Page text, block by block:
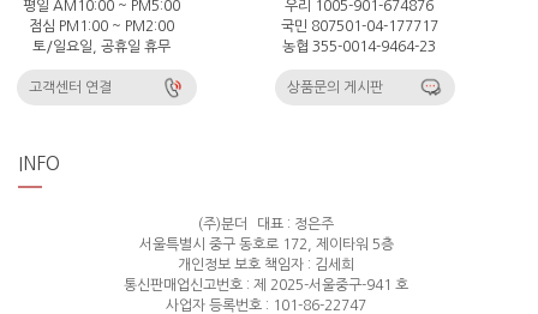
평일 AM10:00 ~ PM5:00
점심 PM1:00 ~ PM2:00
토/일요일, 공휴일 휴무
고객센터 연결
우리 1005-901-674876
국민 807501-04-177717
농협 355-0014-9464-23
상품문의 게시판
INFO
(주)분더
대표 : 정은주
서울특별시 중구 동호로 172, 제이타워 5층
개인정보 보호 책임자 : 김세희
통신판매업신고번호 : 제 2025-서울중구-941 호
사업자 등록번호 : 101-86-22747